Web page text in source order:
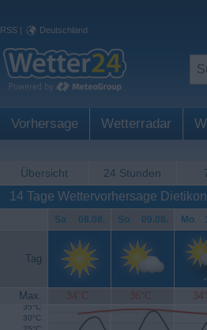
RSS | Deutschland
Vorhersage Wetterradar
Übersicht 24 Stunden
14 Tage Wettervorhersage Dietikon
Sa. 08.08. So. 09.08. Mo.
Tag
Max. 34°C 36°C
30°C
35°C